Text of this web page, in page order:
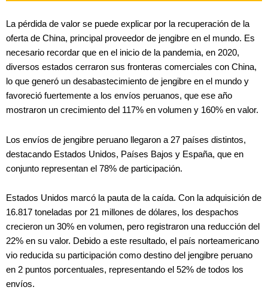
La pérdida de valor se puede explicar por la recuperación de la
oferta de China, principal proveedor de jengibre en el mundo. Es
necesario recordar que en el inicio de la pandemia, en 2020,
diversos estados cerraron sus fronteras comerciales con China,
lo que generó un desabastecimiento de jengibre en el mundo y
favoreció fuertemente a los envíos peruanos, que ese año
mostraron un crecimiento del 117% en volumen y 160% en valor.
Los envíos de jengibre peruano llegaron a 27 países distintos,
destacando Estados Unidos, Países Bajos y España, que en
conjunto representan el 78% de participación.
Estados Unidos marcó la pauta de la caída. Con la adquisición de
16.817 toneladas por 21 millones de dólares, los despachos
crecieron un 30% en volumen, pero registraron una reducción del
22% en su valor. Debido a este resultado, el país norteamericano
vio reducida su participación como destino del jengibre peruano
en 2 puntos porcentuales, representando el 52% de todos los
envíos.